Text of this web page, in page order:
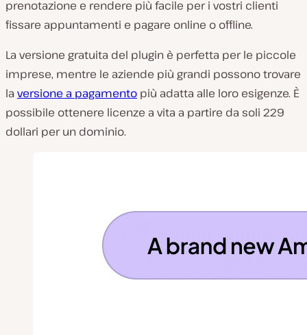
prenotazione e rendere più facile per i vostri clienti
fissare appuntamenti e pagare online o offline.
La versione gratuita del plugin è perfetta per le piccole
imprese, mentre le aziende più grandi possono trovare
la versione a pagamento più adatta alle loro esigenze. È
possibile ottenere licenze a vita a partire da soli 229
dollari per un dominio.